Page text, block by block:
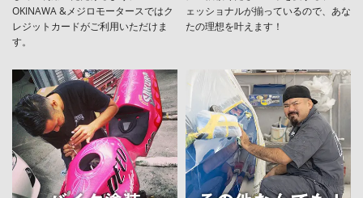
OKINAWA &メジロモータースではク
レジットカードがご利用いただけま
す。
ェッショナルが揃っているので、あな
たの理想を叶えます！